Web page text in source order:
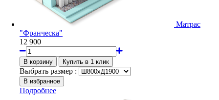
Матрас
"Франческа"
12 900
Выбрать размер :
Подробнее